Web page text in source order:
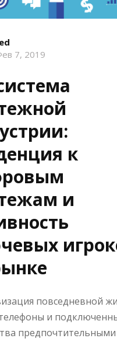
7, 2019
к
и
повседневной
и
предпочтительными